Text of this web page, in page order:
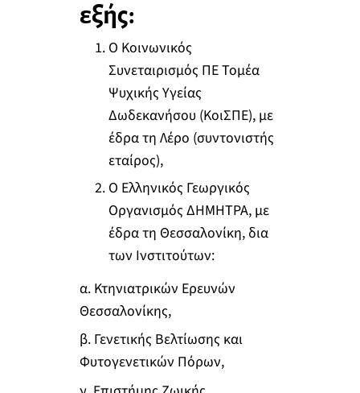
εξής:
Ο Κοινωνικός
Συνεταιρισμός ΠΕ Τομέα
Ψυχικής Υγείας
Δωδεκανήσου (ΚοιΣΠΕ), με
έδρα τη Λέρο (συντονιστής
εταίρος),
Ο Ελληνικός Γεωργικός
Οργανισμός ΔΗΜΗΤΡΑ, με
έδρα τη Θεσσαλονίκη, δια
των Iνστιτούτων:
α. Κτηνιατρικών Ερευνών
Θεσσαλονίκης,
β. Γενετικής Βελτίωσης και
Φυτογενετικών Πόρων,